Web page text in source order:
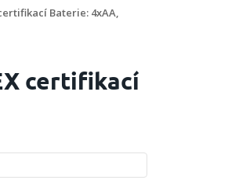
Baterie: 4xAA,
certifikací